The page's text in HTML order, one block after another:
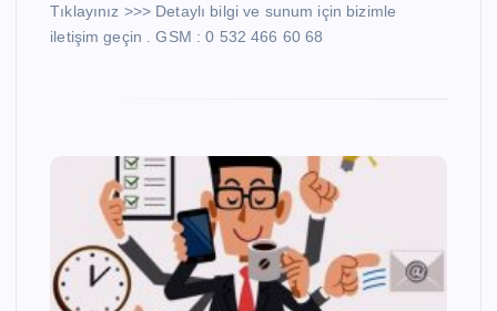
Tıklayınız >>> Detaylı bilgi ve sunum için bizimle
iletişim geçin . GSM : 0 532 466 60 68